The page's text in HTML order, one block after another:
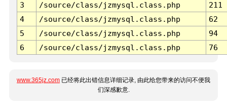
3 /source/class/jzmysql.class.php
211
4
/source/class/jzmysql.class.php
62
5
/source/class/jzmysql.class.php
94
6
/source/class/jzmysql.class.php 76
www.365jz.com 已经将此出错信息详细记录, 由此给您带来的访问不便我
们深感歉意.